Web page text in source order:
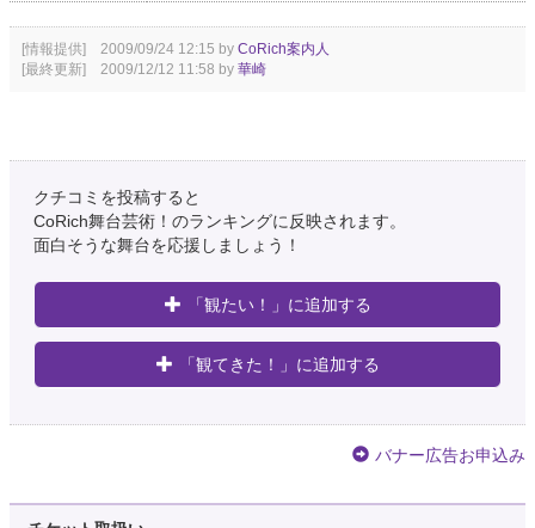
[情報提供] 2009/09/24 12:15 by CoRich案内人
[最終更新] 2009/12/12 11:58 by 華崎
クチコミを投稿すると
CoRich舞台芸術！のランキングに反映されます。
面白そうな舞台を応援しましょう！
「観たい！」に追加する
「観てきた！」に追加する
バナー広告お申込み